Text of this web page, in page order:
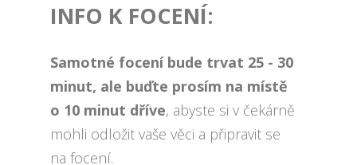
INFO K FOCENÍ:
Samotné focení bude trvat 25 - 30
minut, ale buďte prosím na místě
o 10 minut dříve, abyste si v čekárně
mohli odložit vaše věci a připravit se
na focení.